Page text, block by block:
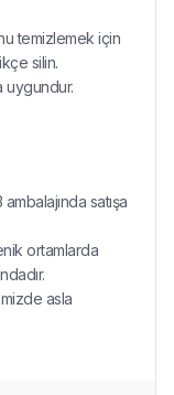
temizlemek için
silin.
uygundur.
satışa
ortamlarda
asla